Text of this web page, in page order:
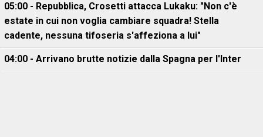
05:00 - Repubblica, Crosetti attacca Lukaku: "Non c'è
estate in cui non voglia cambiare squadra! Stella
cadente, nessuna tifoseria s'affeziona a lui"
04:00 - Arrivano brutte notizie dalla Spagna per l'Inter